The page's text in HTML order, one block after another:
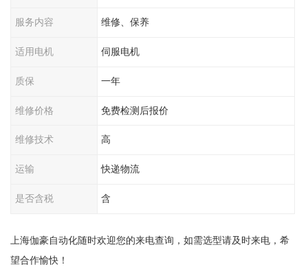
服务内容 维修、保养
适用电机 伺服电机
质保 一年
维修价格 免费检测后报价
维修技术 高
运输 快递物流
是否含税 含
上海伽豪自动化随时欢迎您的来电查询，如需选型请及时来电，希
望合作愉快！